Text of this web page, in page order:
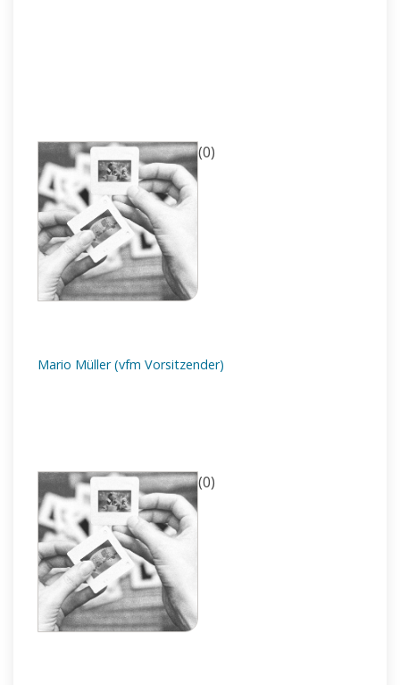
(0)
Mario Müller (vfm Vorsitzender)
(0)